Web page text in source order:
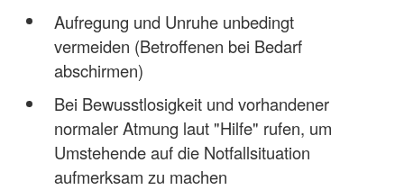
Aufregung und Unruhe unbedingt
vermeiden (Betroffenen bei Bedarf
abschirmen)
Bei Bewusstlosigkeit und vorhandener
normaler Atmung laut "Hilfe" rufen, um
Umstehende auf die Notfallsituation
aufmerksam zu machen